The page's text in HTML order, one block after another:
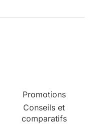
Promotions
Conseils et
comparatifs